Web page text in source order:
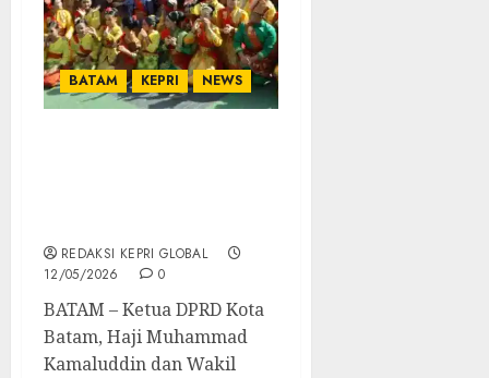
BATAM KEPRI NEWS
REDAKSI KEPRI GLOBAL
12/05/2026
0
BATAM – Ketua DPRD Kota
Batam, Haji Muhammad
Kamaluddin dan Wakil